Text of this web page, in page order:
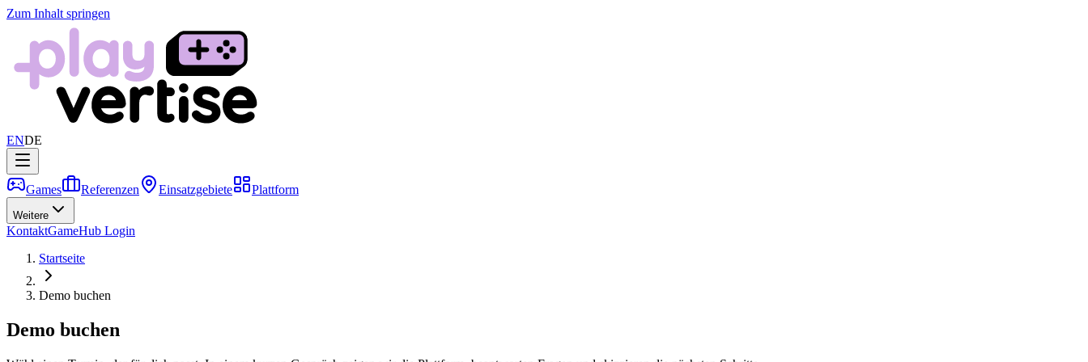
Zum Inhalt springen
ENDE
Games Referenzen Einsatzgebiete Plattform
Weitere
KontaktGameHub Login
Startseite
Demo buchen
Demo buchen